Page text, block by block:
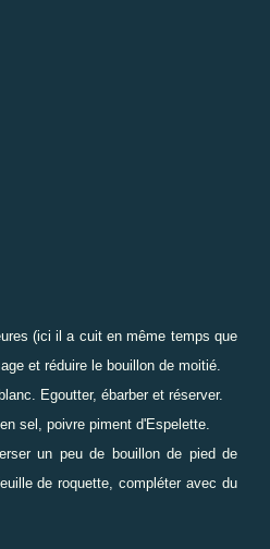
(ici il a cuit en même temps que
et réduire le bouillon de moitié.
Egoutter, ébarber et réserver.
sel, poivre piment d'Espelette.
un peu de bouillon de pied de
de roquette, compléter avec du